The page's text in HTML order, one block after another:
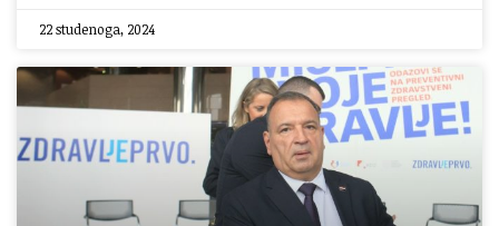
22 studenoga, 2024